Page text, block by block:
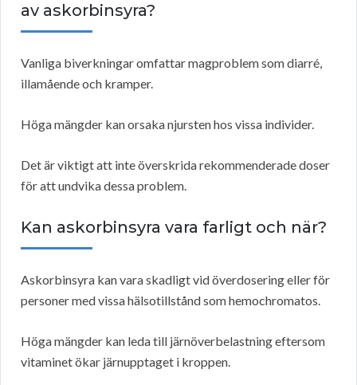
av askorbinsyra?
Vanliga biverkningar omfattar magproblem som diarré,
illamående och kramper.
Höga mängder kan orsaka njursten hos vissa individer.
Det är viktigt att inte överskrida rekommenderade doser
för att undvika dessa problem.
Kan askorbinsyra vara farligt och när?
Askorbinsyra kan vara skadligt vid överdosering eller för
personer med vissa hälsotillstånd som hemochromatos.
Höga mängder kan leda till järnöverbelastning eftersom
vitaminet ökar järnupptaget i kroppen.